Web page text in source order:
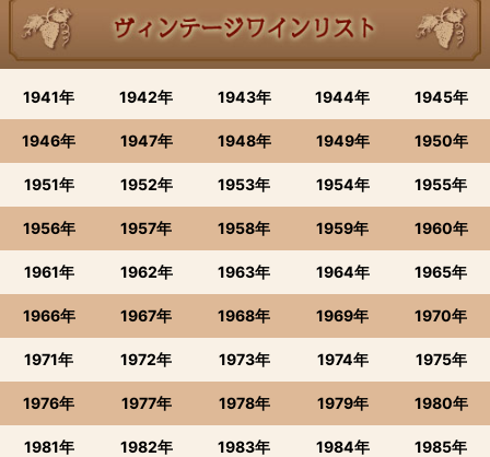
1941年 1942年 1943年 1944年 1945年
1946年 1947年 1948年 1949年 1950年
1951年 1952年 1953年 1954年 1955年
1956年 1957年 1958年 1959年 1960年
1961年 1962年 1963年 1964年 1965年
1966年 1967年 1968年 1969年 1970年
1971年 1972年 1973年 1974年 1975年
1976年 1977年 1978年 1979年 1980年
1981年 1982年 1983年 1984年 1985年